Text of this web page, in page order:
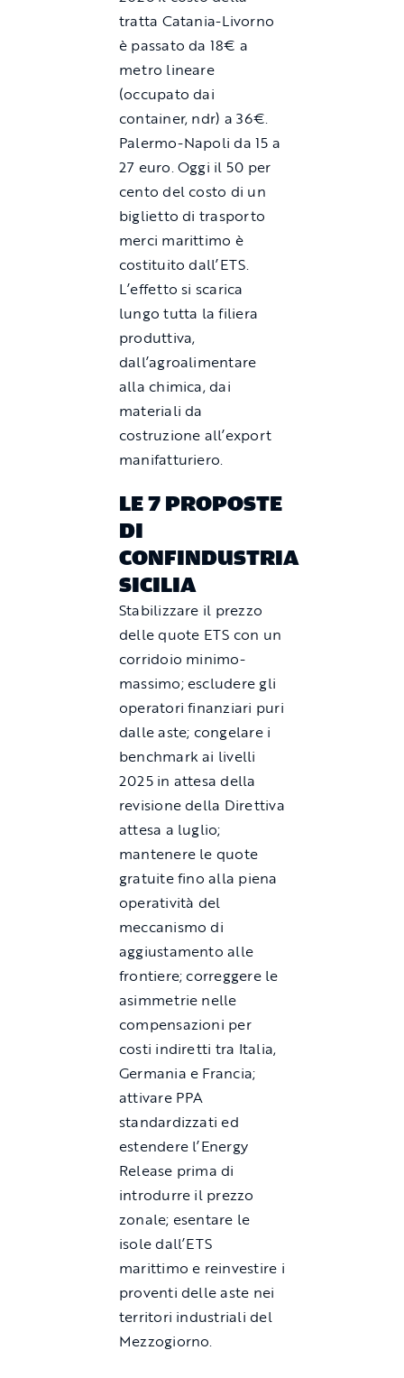
tratta Catania-Livorno
è passato da 18€ a
metro lineare
(occupato dai
container, ndr) a 36€.
Palermo-Napoli da 15 a
27 euro. Oggi il 50 per
cento del costo di un
biglietto di trasporto
merci marittimo è
costituito dall’ETS.
L’effetto si scarica
lungo tutta la filiera
produttiva,
dall’agroalimentare
alla chimica, dai
materiali da
costruzione all’export
manifatturiero.
LE 7 PROPOSTE
DI
CONFINDUSTRIA
SICILIA
Stabilizzare il prezzo
delle quote ETS con un
corridoio minimo-
massimo; escludere gli
operatori finanziari puri
dalle aste; congelare i
benchmark ai livelli
2025 in attesa della
revisione della Direttiva
attesa a luglio;
mantenere le quote
gratuite fino alla piena
operatività del
meccanismo di
aggiustamento alle
frontiere; correggere le
asimmetrie nelle
compensazioni per
costi indiretti tra Italia,
Germania e Francia;
attivare PPA
standardizzati ed
estendere l’Energy
Release prima di
introdurre il prezzo
zonale; esentare le
isole dall’ETS
marittimo e reinvestire i
proventi delle aste nei
territori industriali del
Mezzogiorno.